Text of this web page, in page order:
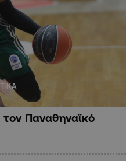
Παναθηναϊκό